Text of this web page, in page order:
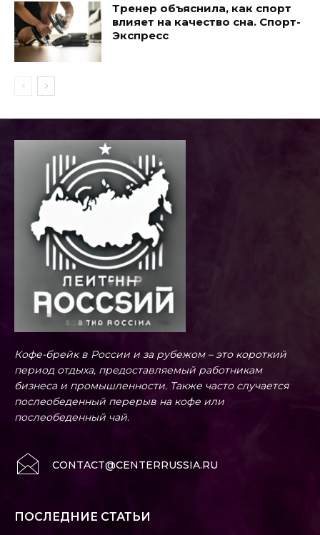
Тренер объяснила, как спорт
влияет на качество сна. Спорт-
Экспресс
Кофе-брейк в России и за рубежом – это короткий
период отдыха, предоставляемый работникам
бизнеса и промышленности. Также часто случается
послеобеденный перерыв на кофе или
послеобеденный чай.
CONTACT@CENTERRUSSIA.RU
ПОСЛЕДНИЕ СТАТЬИ